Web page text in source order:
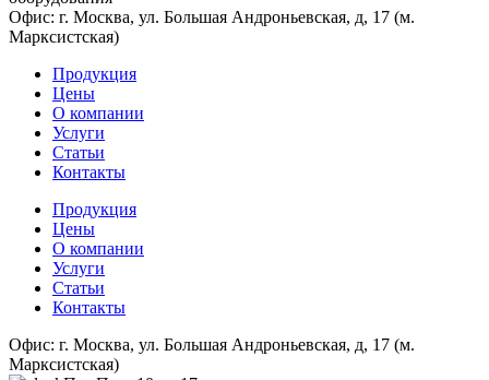
Офис: г. Москва, ул. Большая Андроньевская, д, 17 (м.
Марксистская)
Продукция
Цены
О компании
Услуги
Статьи
Контакты
Продукция
Цены
О компании
Услуги
Статьи
Контакты
Офис: г. Москва, ул. Большая Андроньевская, д, 17 (м.
Марксистская)